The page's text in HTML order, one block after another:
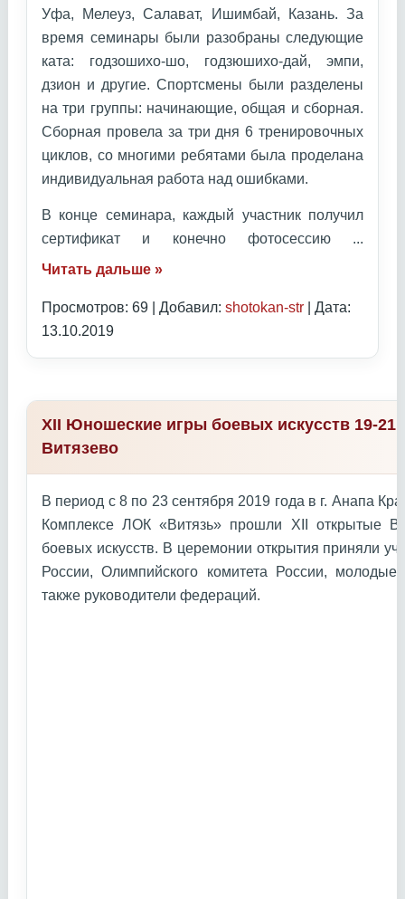
Уфа, Мелеуз, Салават, Ишимбай, Казань. За
время семинары были разобраны следующие
ката: годзошихо-шо, годзюшихо-дай, эмпи,
дзион и другие. Спортсмены были разделены
на три группы: начинающие, общая и сборная.
Сборная провела за три дня 6 тренировочных
циклов, со многими ребятами была проделана
индивидуальная работа над ошибками.
В конце семинара, каждый участник получил
сертификат и конечно фотосессию ...
Читать дальше »
Просмотров: 69 | Добавил: shotokan-str | Дата:
13.10.2019
XII Юношеские игры боевых искусств 19-21
Витязево
В период с 8 по 23 сентября 2019 года в г. Анапа
Комплексе ЛОК «Витязь» прошли XII открытые
боевых искусств. В церемонии открытия приняли
России, Олимпийского комитета России,
также руководители федераций.